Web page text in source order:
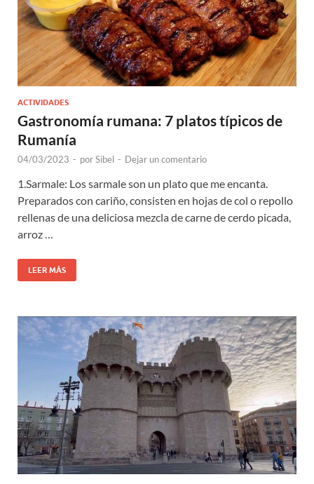
ACTIVIDADES
Gastronomía rumana: 7 platos típicos de
Rumanía
04/03/2023 - porSibel - Dejar un comentario
1.Sarmale: Los sarmale son un plato que me encanta.
Preparados con cariño, consisten en hojas de col o repollo
rellenas de una deliciosa mezcla de carne de cerdo picada,
arroz …
LEER MÁS